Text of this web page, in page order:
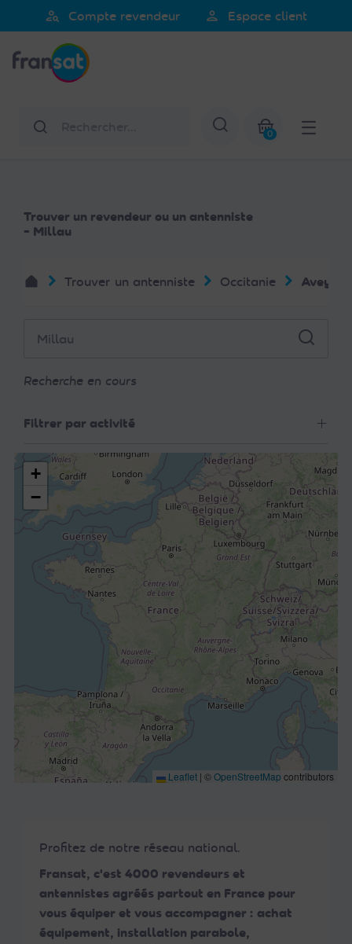
noter
Ce
comprend
person_search Compte revendeur person Espace client
Afficher la
0
Trouver un revendeur ou un antenniste
- Millau
Trouver un antenniste Occitanie Aveyron
Recherche en cours
Filtrer par activité
Profitez de notre réseau national.
Fransat, c'est 4000 revendeurs et
antennistes agréés partout en France pour
vous équiper et vous accompagner : achat
équipement, installation parabole,
+
−
Leaflet | ©OpenStreetMap contributors